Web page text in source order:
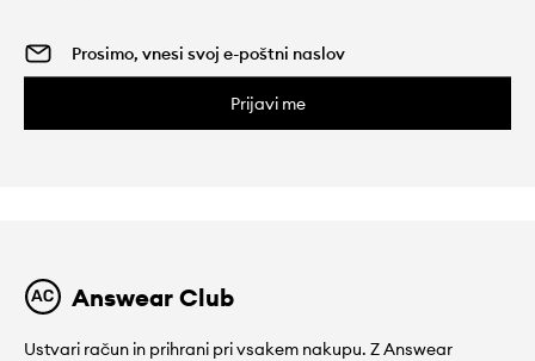
Prijavi me
Answear Club
Ustvari račun in prihrani pri vsakem nakupu. Z Answear